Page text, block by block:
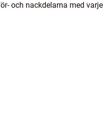
och nackdelarna med varje